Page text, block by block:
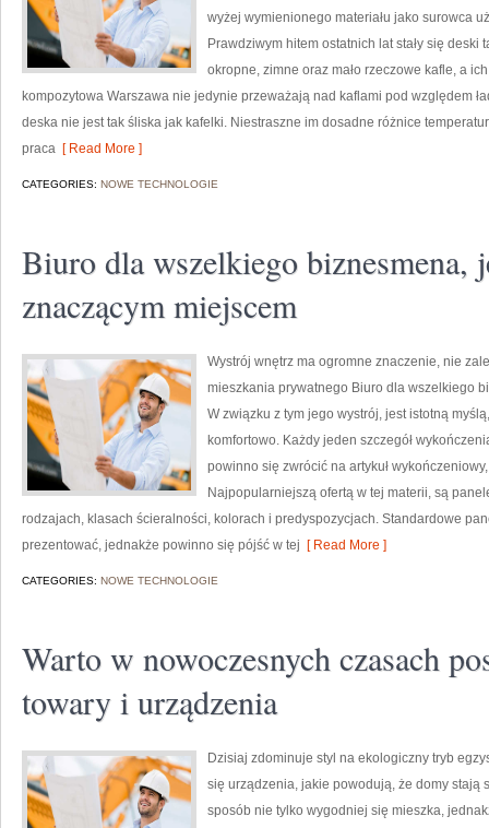
wyżej wymienionego materiału jako surowca
Prawdziwym hitem ostatnich lat stały się
okropne, zimne oraz mało rzeczowe kafle, a
kompozytowa Warszawa nie jedynie przeważają nad kaflami pod względem
deska nie jest tak śliska jak kafelki. Niestraszne im dosadne różnice
praca [ Read More ]
CATEGORIES: NOWE TECHNOLOGIE
Biuro dla wszelkiego biznesmena,
znaczącym miejscem
Wystrój wnętrz ma ogromne znaczenie, nie
mieszkania prywatnego Biuro dla wszelkiego
W związku z tym jego wystrój, jest istotną
komfortowo. Każdy jeden szczegół
powinno się zwrócić na artykuł
Najpopularniejszą ofertą w tej materii, są
rodzajach, klasach ścieralności, kolorach i predyspozycjach. Standardowe
prezentować, jednakże powinno się pójść w tej [ Read More ]
CATEGORIES: NOWE TECHNOLOGIE
Warto w nowoczesnych czasach
towary i urządzenia
Dzisiaj zdominuje styl na ekologiczny tryb
się urządzenia, jakie powodują, że domy stają
sposób nie tylko wygodniej się mieszka,